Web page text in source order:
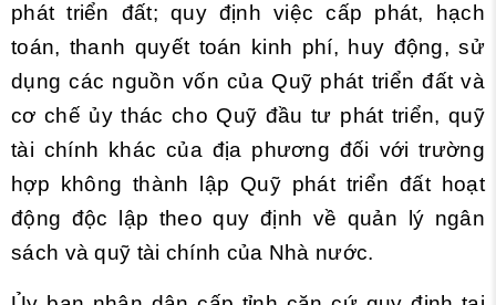
phát triển đất; quy định việc cấp phát, hạch
toán, thanh quyết toán kinh phí, huy động, sử
dụng các nguồn vốn của Quỹ phát triển đất và
cơ chế ủy thác cho Quỹ đầu tư phát triển, quỹ
tài chính khác của địa phương đối với trường
hợp không thành lập Quỹ phát triển đất hoạt
động độc lập theo quy định về quản lý ngân
sách và quỹ tài chính của Nhà nước.